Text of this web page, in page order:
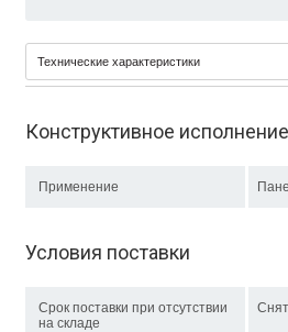
Технические характеристики
Конструктивное исполнение
Применение
Условия поставки
Срок поставки при отсутствии
на складе